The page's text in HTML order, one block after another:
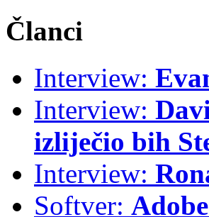
Članci
Interview:
Interview:
izliječio bih
Interview:
Softver: